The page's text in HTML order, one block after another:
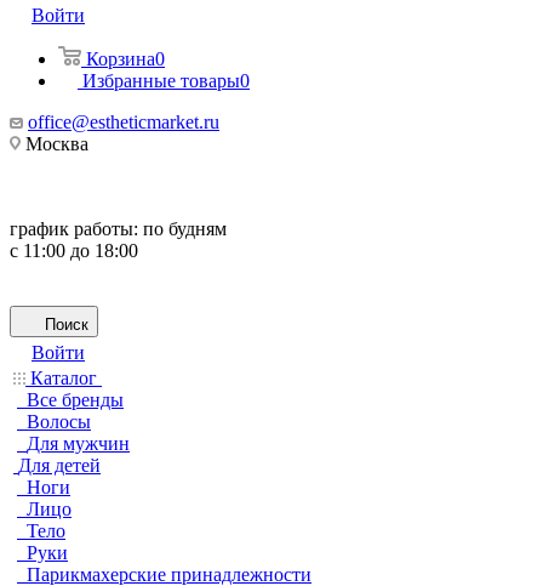
Войти
Корзина0
Избранные товары0
office@estheticmarket.ru
Москва
график работы: по будням
с 11:00 до 18:00
Поиск
Войти
Каталог
Все бренды
Волосы
Для мужчин
Для детей
Ноги
Лицо
Тело
Руки
Парикмахерские принадлежности